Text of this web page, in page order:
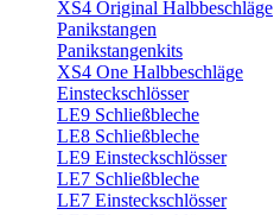
XS4 Original Halbbeschläge
Panikstangen
Panikstangenkits
XS4 One Halbbeschläge
Einsteckschlösser
LE9 Schließbleche
LE8 Schließbleche
LE9 Einsteckschlösser
LE7 Schließbleche
LE7 Einsteckschlösser